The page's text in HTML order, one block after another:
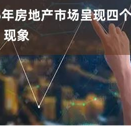
-0.52% 沪深300 4637.89